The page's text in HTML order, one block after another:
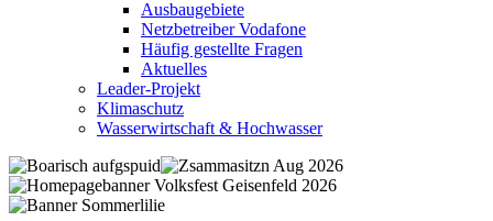
Ausbaugebiete
Netzbetreiber Vodafone
Häufig gestellte Fragen
Aktuelles
Leader-Projekt
Klimaschutz
Wasserwirtschaft & Hochwasser